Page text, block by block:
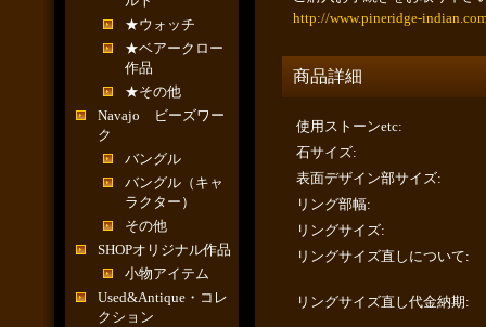
★ウォッチ
★ベアークロー
作品
★その他
Navajo ビーズワー
ク
バングル
バングル（キャ
ラクター）
その他
SHOPオリジナル作品
小物アイテム
Used&Antique・コレ
クション
http://www.pineridge-
商品詳細
使用ストーンetc:
石サイズ:
表面デザイン部サイズ:
リング部幅:
リングサイズ:
リングサイズ直しについて:
リングサイズ直し代金納期: